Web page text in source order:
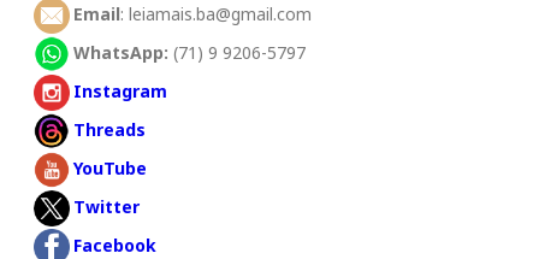
Email: leiamais.ba@gmail.com
WhatsApp: (71) 9 9206-5797
Instagram
Threads
YouTube
Twitter
Facebook